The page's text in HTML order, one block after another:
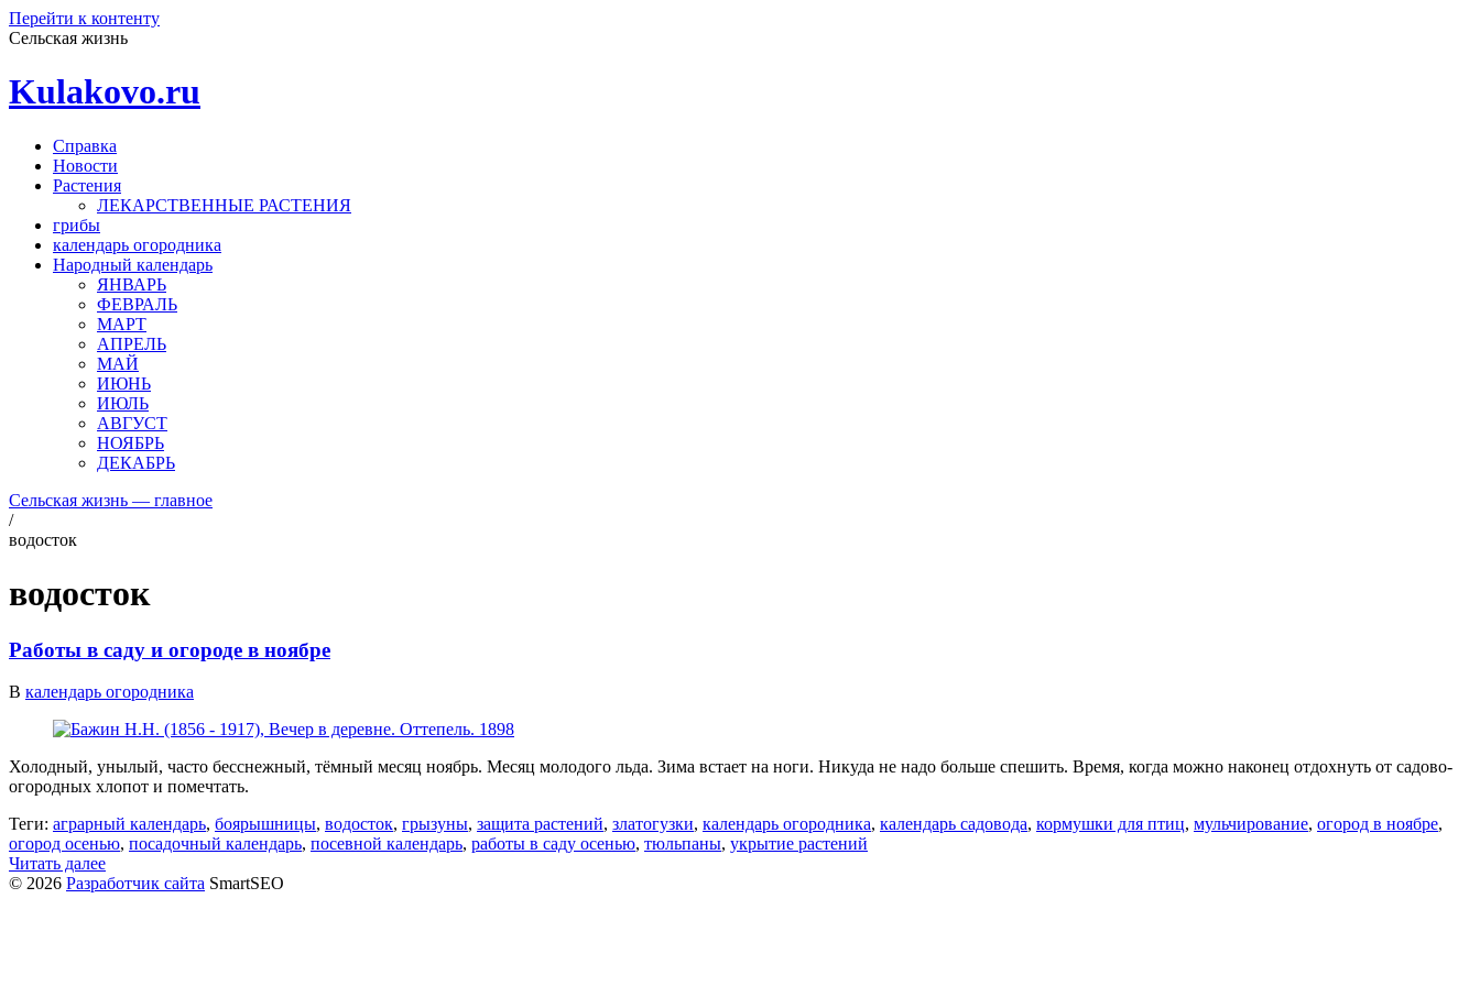
Перейти к контенту
Сельская жизнь
Kulakovo.ru
Справка
Новости
Растения
ЛЕКАРСТВЕННЫЕ РАСТЕНИЯ
грибы
календарь огородника
Народный календарь
ЯНВАРЬ
ФЕВРАЛЬ
МАРТ
АПРЕЛЬ
МАЙ
ИЮНЬ
ИЮЛЬ
АВГУСТ
НОЯБРЬ
ДЕКАБРЬ
Сельская жизнь — главное
/
водосток
водосток
Работы в саду и огороде в ноябре
В календарь огородника
Холодный, унылый, часто бесснежный, тёмный месяц ноябрь. Месяц молодого льда. Зима встает на ноги. Никуда не надо больше спешить. Время, когда можно наконец отдохнуть от садово-
огородных хлопот и помечтать.
Теги: аграрный календарь, боярышницы, водосток, грызуны, защита растений, златогузки, календарь огородника, календарь садовода, кормушки для птиц, мульчирование, огород в ноябре,
огород осенью, посадочный календарь, посевной календарь, работы в саду осенью, тюльпаны, укрытие растений
Читать далее
© 2026 Разработчик сайта SmartSEO